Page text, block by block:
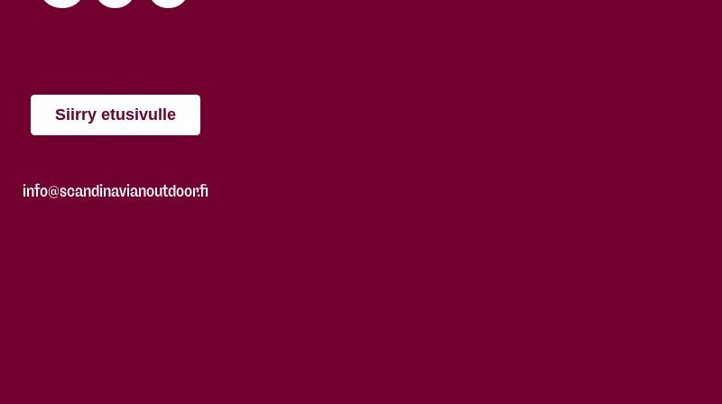
Siirry etusivulle
info@scandinavianoutdoor.fi